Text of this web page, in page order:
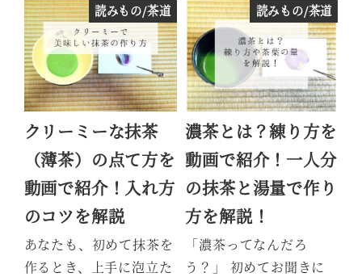
読みもの/茶道
クリーミーな抹茶
（薄茶）の点て方を
動画で紹介！入れ方
のコツを解説
あなたも、初めて抹茶を
作るとき、上手に泡立た
読みもの/茶道
濃茶とは？練り方を
動画で紹介！一人分
の抹茶と湯量で作り
方を解説！
「濃茶ってなんだろ
う？」 初めてお聞きに